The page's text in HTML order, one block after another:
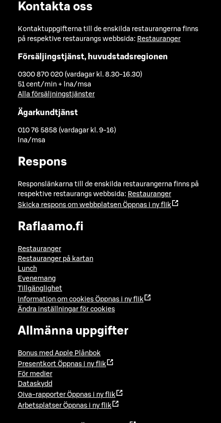
Kontakta oss
Kontaktuppgifterna till de enskilda restaurangerna finns
på respektive restaurangs webbsida: Restauranger
Försäljingstjänst, huvudstadsregionen
0300 870 020 (vardagar kl. 8.30-16.30)
51 cent/min + lna/msa
Alla försäljningstjänster
Ägarkundtjänst
010 76 5858 (vardagar kl. 9-16)
lna/msa
Respons
Responslänkarna till de enskilda restaurangerna finns på
respektive restaurangs webbsida: Restauranger
Skicka respons om webbplatsen Öppnas i ny flik
Raflaamo.fi
Restauranger
Restauranger på kartan
Lunch
Evenemang
Tillgänglighet
Information om cookies Öppnas i ny flik
Ändra inställningar för cookies
Allmänna uppgifter
Bonus med Apple Plånbok
Presentkort Öppnas i ny flik
För medier
Dataskydd
Oiva-rapporter Öppnas i ny flik
Arbetsplatser Öppnas i ny flik